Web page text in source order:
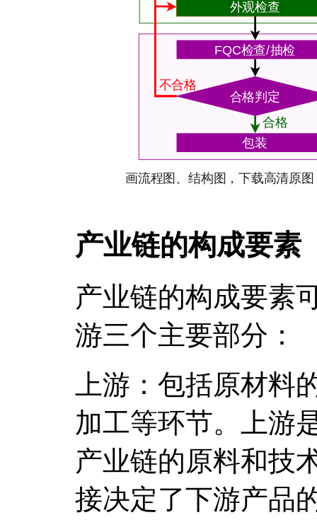
产业链的构成要素
产业链的构成要素
游三个主要部分：
上游：包括原材料
加工等环节。上游
产业链的原料和技
接决定了下游产品